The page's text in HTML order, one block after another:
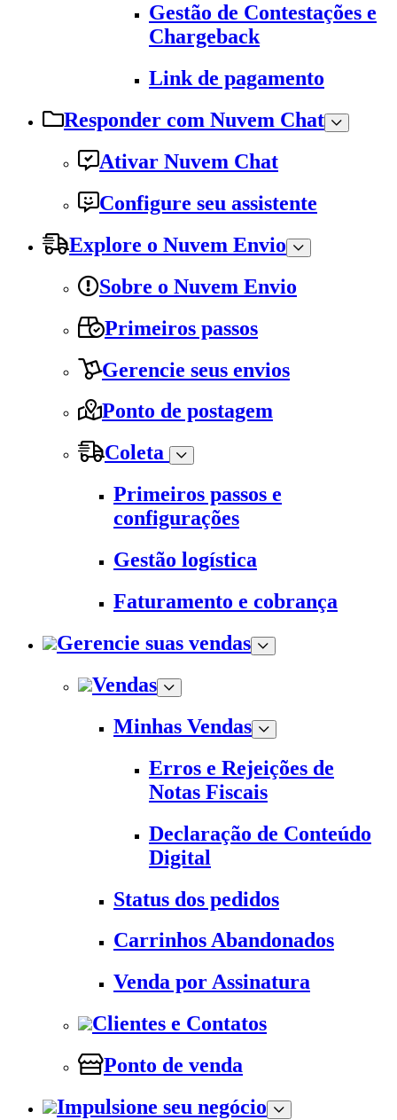
Gestão de Contestações e
Chargeback
Link de pagamento
Responder com Nuvem Chat
Ativar Nuvem Chat
Configure seu assistente
Explore o Nuvem Envio
Sobre o Nuvem Envio
Primeiros passos
Gerencie seus envios
Ponto de postagem
Coleta
Primeiros passos e
configurações
Gestão logística
Faturamento e cobrança
Gerencie suas vendas
Vendas
Minhas Vendas
Erros e Rejeições de
Notas Fiscais
Declaração de Conteúdo
Digital
Status dos pedidos
Carrinhos Abandonados
Venda por Assinatura
Clientes e Contatos
Ponto de venda
Impulsione seu negócio